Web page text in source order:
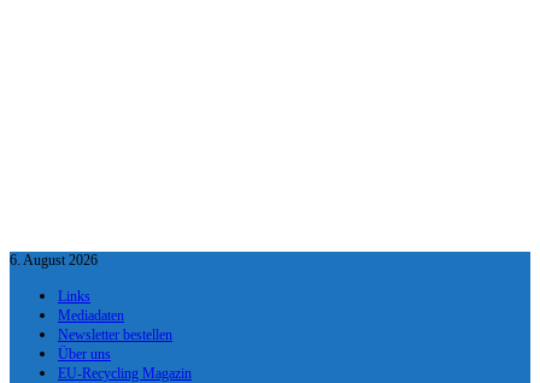
6. August 2026
Links
Mediadaten
Newsletter bestellen
Über uns
EU-Recycling Magazin